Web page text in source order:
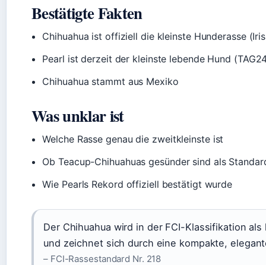
Bestätigte Fakten
Chihuahua ist offiziell die kleinste Hunderasse
Pearl ist derzeit der kleinste lebende Hund
Chihuahua stammt aus Mexiko
Was unklar ist
Welche Rasse genau die zweitkleinste ist
Ob Teacup-Chihuahuas gesünder sind als
Wie Pearls Rekord offiziell bestätigt wurde
Der Chihuahua wird in der FCI-Klassifikation
und zeichnet sich durch eine kompakte,
– FCI-Rassestandard Nr. 218